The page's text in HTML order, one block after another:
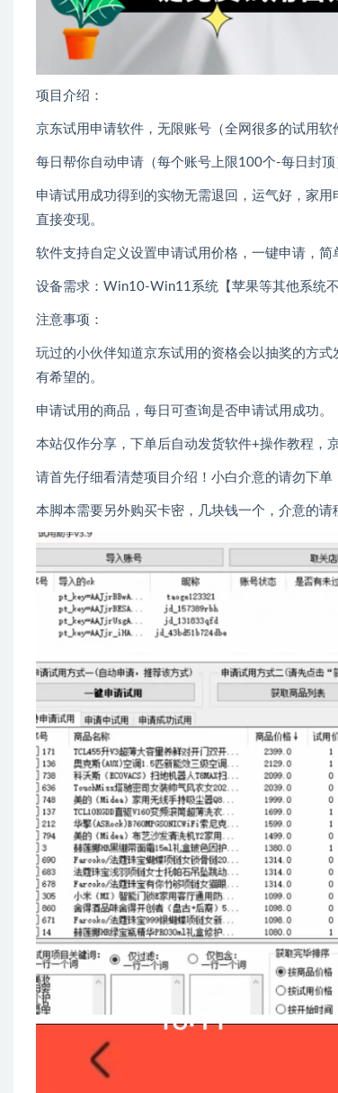
项目介绍：
京东试用申请软件，无限账号（全网很多的试用软
每日帮你自动申请（每个账号上限100个-每日封
申请试用成功得到的实物无需退回，运气好，家
直接变现。
软件支持自定义设置申请试用价格，一键申请，简
设备需求：Win10-Win11系统【苹果等其他系统
注意事项：
玩过的小伙伴知道京东试用的资格会以抽奖的方
有希望的。
申请试用的商品，每日可查询是否申请试用成功。
本站仅作分享，下单后自动发货软件+操作教程，
请首先仔细看清楚项目介绍！小白介意的请勿下单
本脚本需要另外购买卡密，几块钱一个，介意的请